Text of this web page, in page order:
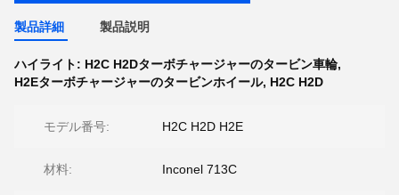
製品詳細 製品説明
ハイライト: H2C H2Dターボチャージャーのタービン車輪,
H2Eターボチャージャーのタービンホイール, H2C H2D
モデル番号: H2C H2D H2E
材料: Inconel 713C